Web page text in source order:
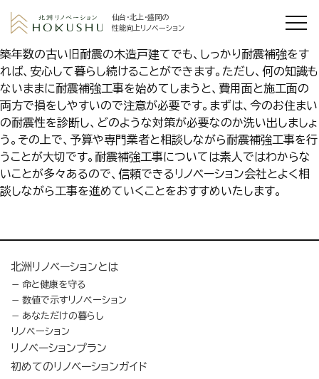
仙台・北上・盛岡の
性能向上リノベーション
築年数の古い旧耐震の木造戸建てでも、しっかり耐震補強をす
れば、安心して暮らし続けることができます。ただし、何の知識も
ないままに耐震補強工事を始めてしまうと、費用面と施工面の
両方で損をしやすいので注意が必要です。まずは、今のお住まい
の耐震性を診断し、どのような対策が必要なのか洗い出しましょ
う。その上で、予算や専門業者と相談しながら耐震補強工事を行
うことが大切です。耐震補強工事については素人ではわからな
いことが多々あるので、信頼できるリノベーション会社とよく相
談しながら工事を進めていくことをおすすめいたします。
北洲リノベーションとは
命と健康を守る
数値で示すリノベーション
あなただけの暮らし
リノベーション
リノベーションプラン
初めてのリノベーションガイド